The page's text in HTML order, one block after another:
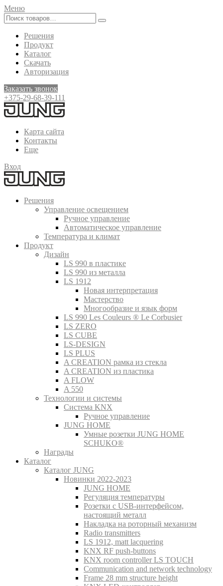
Меню
Решения
Продукт
Каталог
Скачать
Авторизация
Заказать звонок
+375-29-68-39-111
Карта сайта
Контакты
Еще
Вход
Решения
Управление освещением
Ручное управление
Автоматическое управление
Температура и климат
Продукт
Дизайн
LS 990 в пластике
LS 990 из металла
LS 1912
Новая интерпретация
Мастерство
Многообразие и язык форм
LS 990 Les Couleurs ® Le Corbusier
LS ZERO
LS CUBE
LS-DESIGN
LS PLUS
A CREATION рамка из стекла
A CREATION из пластика
A FLOW
A 550
Технологии и системы
Система KNX
Ручное управление
JUNG HOME
Умные розетки JUNG HOME
SCHUKO®
Награды
Каталог
Каталог JUNG
Новинки 2022-2023
JUNG HOME
Регуляция температуры
Розетки с USB-интерфейсом,
настоящий металл
Накладка на роторный механизм
Radio transmitters
LS 1912, matt lacquering
KNX RF push-buttons
KNX room controller LS TOUCH
Communication and network technology
Frame 28 mm structure height